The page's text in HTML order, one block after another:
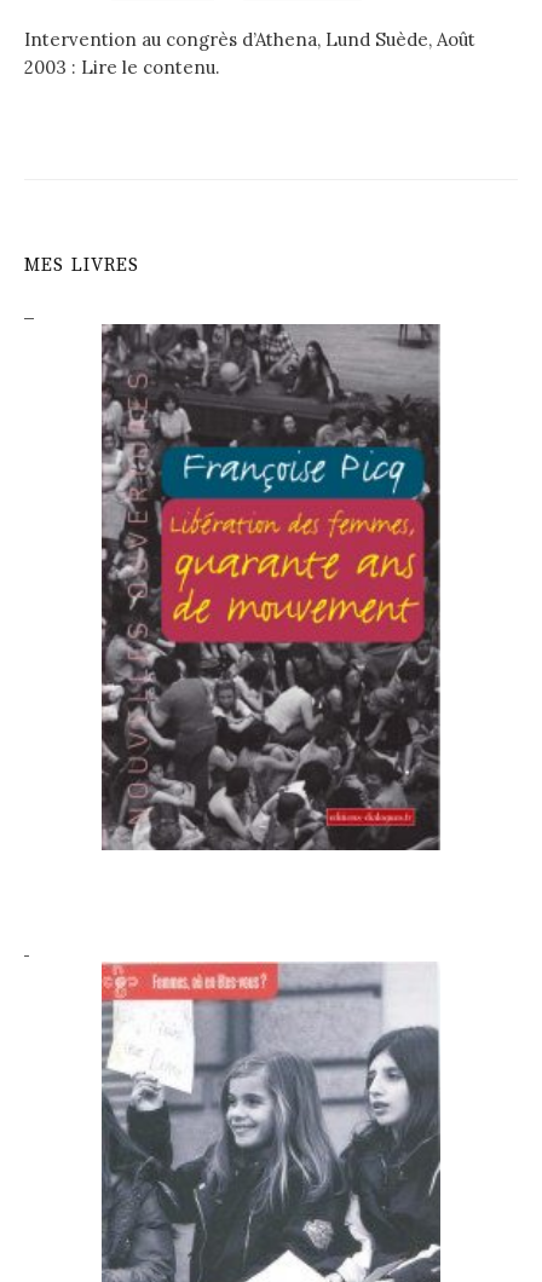
Intervention au congrès d’Athena, Lund Suède, Août
2003 : Lire le contenu.
MES LIVRES